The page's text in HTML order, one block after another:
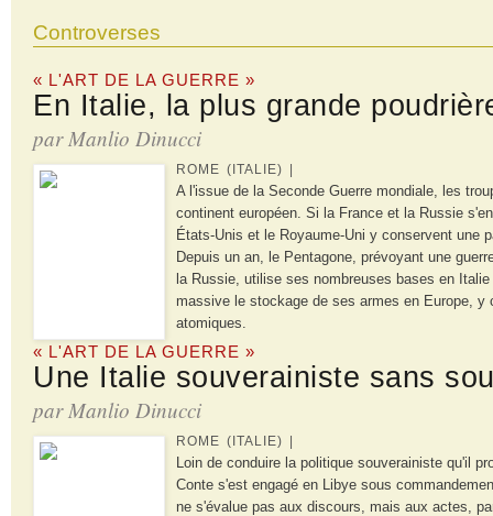
Controverses
« L'ART DE LA GUERRE »
En Italie, la plus grande
par Manlio Dinucci
ROME (ITALIE) |
A l'issue de la Seconde Guerre mondiale, les
continent européen. Si la France et la Russie
États-Unis et le Royaume-Uni y conservent une
Depuis un an, le Pentagone, prévoyant une
la Russie, utilise ses nombreuses bases en
massive le stockage de ses armes en Europe, y
atomiques.
« L'ART DE LA GUERRE »
Une Italie souverainiste sans
par Manlio Dinucci
ROME (ITALIE) |
Loin de conduire la politique souverainiste qu'il
Conte s'est engagé en Libye sous
ne s'évalue pas aux discours, mais aux actes,